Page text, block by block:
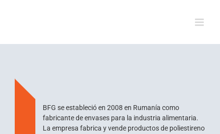
BFG se estableció en 2008 en Rumanía como
fabricante de envases para la industria alimentaria.
La empresa fabrica y vende productos de poliestireno